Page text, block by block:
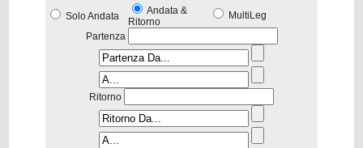
Solo Andata
Andata &
Ritorno
MultiLeg
Partenza
Ritorno